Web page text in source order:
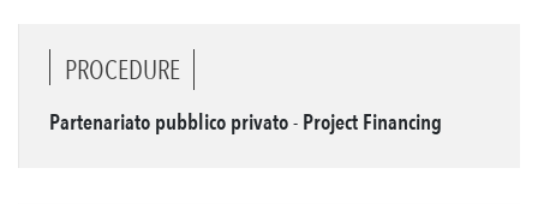
PROCEDURE
Partenariato pubblico privato - Project Financing